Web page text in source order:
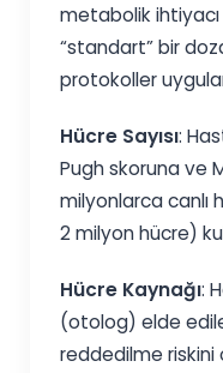
metabolik ihtiyacı
“standart” bir
protokoller
Hücre Sayısı:
Pugh skoruna ve
milyonlarca canlı
2 milyon hücre)
Hücre Kaynağı:
(otolog) elde
reddedilme riskini